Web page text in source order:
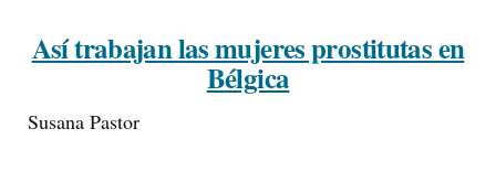
Así trabajan las mujeres prostitutas en
Bélgica
Susana Pastor